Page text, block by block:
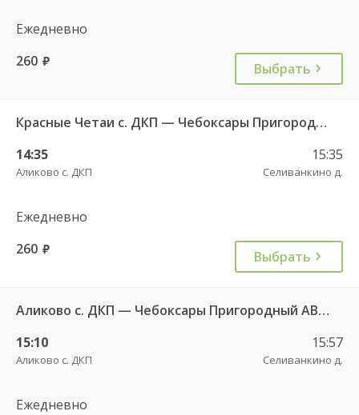
Ежедневно
260 руб. Выбрать
Красные Четаи с. ДКП — Чебоксары Пригородный АВ ч/з Аликово с. ДКП 753
14:35
Аликово с. ДКП
15:35
Селиванкино д.
Ежедневно
260 руб. Выбрать
Аликово с. ДКП — Чебоксары Пригородный АВ 520
15:10
Аликово с. ДКП
15:57
Селиванкино д.
Ежедневно